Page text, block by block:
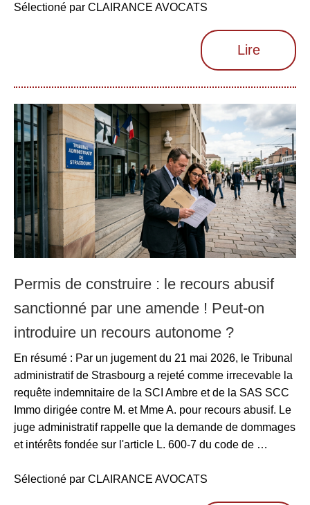
Sélectioné par CLAIRANCE AVOCATS
Lire
Permis de construire : le recours abusif
sanctionné par une amende ! Peut-on
introduire un recours autonome ?
En résumé : Par un jugement du 21 mai 2026, le Tribunal
administratif de Strasbourg a rejeté comme irrecevable la
requête indemnitaire de la SCI Ambre et de la SAS SCC
Immo dirigée contre M. et Mme A. pour recours abusif. Le
juge administratif rappelle que la demande de dommages
et intérêts fondée sur l'article L. 600-7 du code de …
Sélectioné par CLAIRANCE AVOCATS